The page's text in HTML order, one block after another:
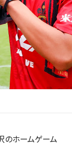
のホームゲーム